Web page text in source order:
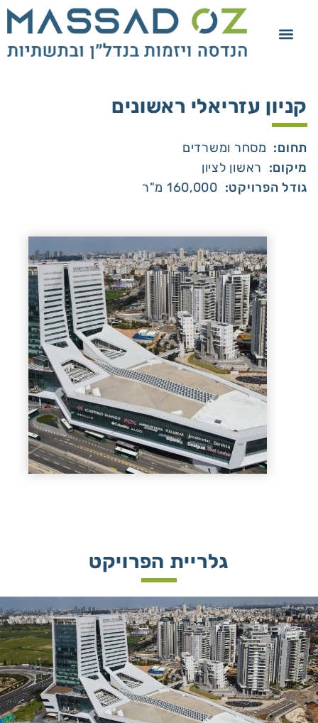
קניון עזריאלי ראשונים
תחום: מסחר ומשרדים
מיקום: ראשון לציון
גודל הפרויקט: 160,000 מ"ר
גלריית הפרויקט